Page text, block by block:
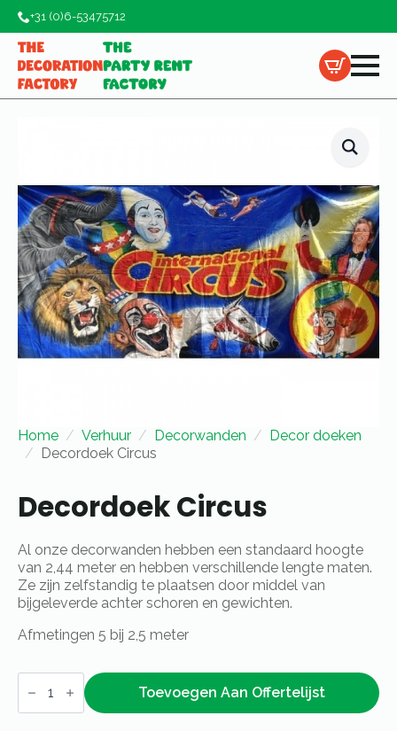
+31 (0)6-53475712
Home Verhuur Decorwanden
Decor doeken
Decordoek Circus
Decordoek Circus
Al onze decorwanden hebben een standaard hoogte
van 2,44 meter en hebben verschillende lengte maten.
Ze zijn zelfstandig te plaatsen door middel van
bijgeleverde achter schoren en gewichten.
Afmetingen 5 bij 2,5 meter
Decordoek
Circus
Toevoegen Aan Offertelijst